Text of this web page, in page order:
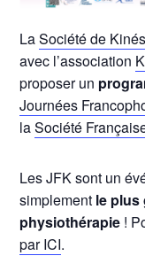
LaSociété de
avec l’association
proposer un
Journées
laSociété
Les JFK sont un
simplement le plus
physiothérapie !
par ICI.